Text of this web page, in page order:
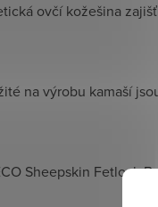
ovčí kožešina
na výrobu kamaší
Sheepskin Fetlock